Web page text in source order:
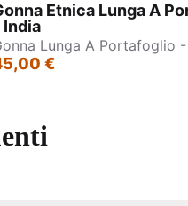
Etnica Lunga A
India
Lunga A Portafoglio
€